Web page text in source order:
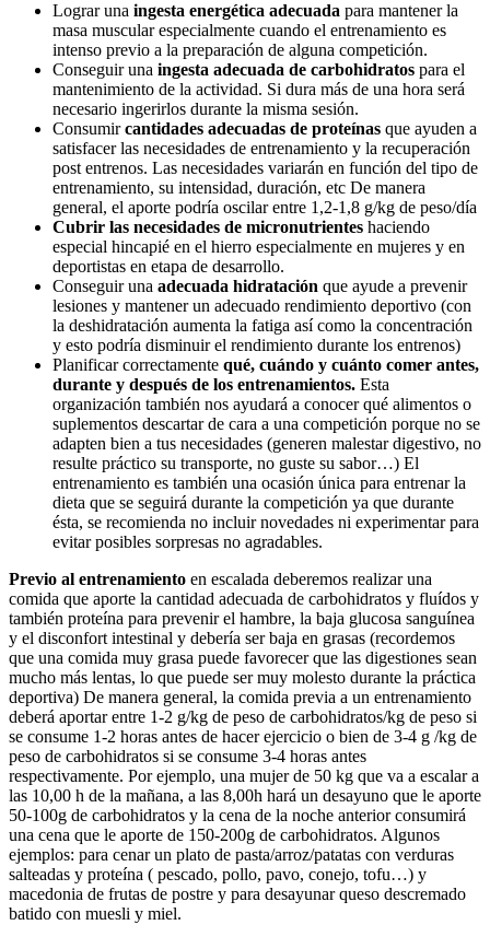
Lograr una ingesta energética adecuada para mantener la
masa muscular especialmente cuando el entrenamiento es
intenso previo a la preparación de alguna competición.
Conseguir una ingesta adecuada de carbohidratos para el
mantenimiento de la actividad. Si dura más de una hora será
necesario ingerirlos durante la misma sesión.
Consumircantidades adecuadas de proteínas que ayuden a
satisfacer las necesidades de entrenamiento y la recuperación
post entrenos. Las necesidades variarán en función del tipo de
entrenamiento, su intensidad, duración, etc De manera
general, el aporte podría oscilar entre 1,2-1,8 g/kg de peso/día
Cubrir las necesidades de micronutrientes haciendo
especial hincapié en el hierro especialmente en mujeres y en
deportistas en etapa de desarrollo.
Conseguir una adecuada hidratación que ayude a prevenir
lesiones y mantener un adecuado rendimiento deportivo (con
la deshidratación aumenta la fatiga así como la concentración
y esto podría disminuir el rendimiento durante los entrenos)
Planificar correctamente qué, cuándo y cuánto comer antes,
durante y después de los entrenamientos. Esta
organización también nos ayudará a conocer qué alimentos o
suplementos descartar de cara a una competición porque no se
adapten bien a tus necesidades (generen malestar digestivo, no
resulte práctico su transporte, no guste su sabor…) El
entrenamiento es también una ocasión única para entrenar la
dieta que se seguirá durante la competición ya que durante
ésta, se recomienda no incluir novedades ni experimentar para
evitar posibles sorpresas no agradables.
Previo al entrenamiento en escalada deberemos realizar una
comida que aporte la cantidad adecuada de carbohidratos y fluídos y
también proteína para prevenir el hambre, la baja glucosa sanguínea
y el disconfort intestinal y debería ser baja en grasas (recordemos
que una comida muy grasa puede favorecer que las digestiones sean
mucho más lentas, lo que puede ser muy molesto durante la práctica
deportiva) De manera general, la comida previa a un entrenamiento
deberá aportar entre 1-2 g/kg de peso de carbohidratos/kg de peso si
se consume 1-2 horas antes de hacer ejercicio o bien de 3-4 g /kg de
peso de carbohidratos si se consume 3-4 horas antes
respectivamente. Por ejemplo, una mujer de 50 kg que va a escalar a
las 10,00 h de la mañana, a las 8,00h hará un desayuno que le aporte
50-100g de carbohidratos y la cena de la noche anterior consumirá
una cena que le aporte de 150-200g de carbohidratos. Algunos
ejemplos: para cenar un plato de pasta/arroz/patatas con verduras
salteadas y proteína ( pescado, pollo, pavo, conejo, tofu…) y
macedonia de frutas de postre y para desayunar queso descremado
batido con muesli y miel.